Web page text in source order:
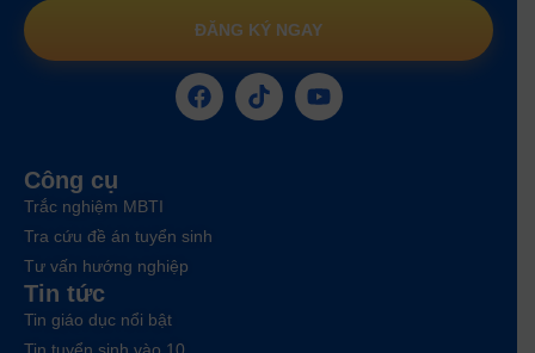
ĐĂNG KÝ NGAY
Công cụ
Trắc nghiệm MBTI
Tra cứu đề án tuyển sinh
Tư vấn hướng nghiệp
Tin tức
Tin giáo dục nổi bật